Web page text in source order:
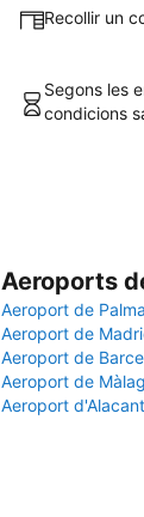
Recollir un
Segons les
condicions
Aeroports
Aeroport de
Aeroport de
Aeroport de
Aeroport de
Aeroport d'Alacant